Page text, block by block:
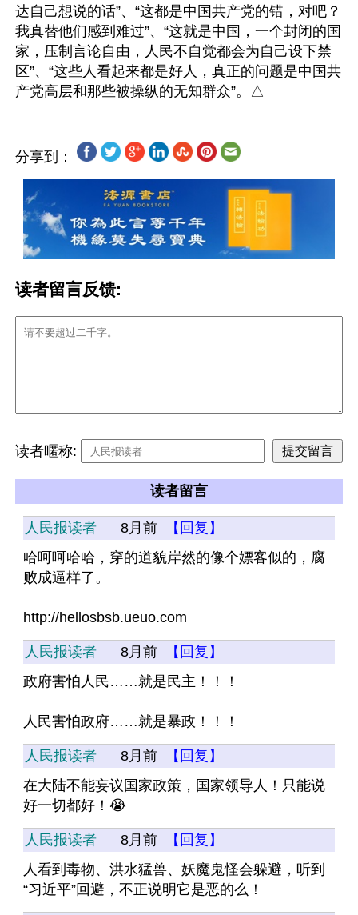
达自己想说的话”、“这都是中国共产党的错，对吧？
我真替他们感到难过”、“这就是中国，一个封闭的国
家，压制言论自由，人民不自觉都会为自己设下禁
区”、“这些人看起来都是好人，真正的问题是中国共
分享到：
读者留言反馈:
读者暱称:
读者留言
人民报读者 8月前
【回复】
哈呵呵哈哈，穿的道貌岸然的像个嫖客似的，腐
败成逼样了。
http://hellosbsb.ueuo.com
人民报读者 8月前
【回复】
政府害怕人民……就是民主！！！
人民害怕政府……就是暴政！！！
人民报读者 8月前
【回复】
在大陆不能妄议国家政策，国家领导人！只能说
好一切都好！😭
人民报读者 8月前
【回复】
人看到毒物、洪水猛兽、妖魔鬼怪会躲避，听到
“习近平”回避，不正说明它是恶的么！